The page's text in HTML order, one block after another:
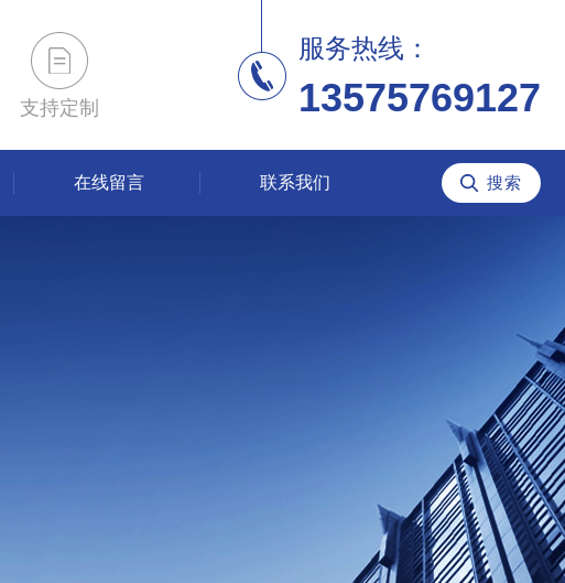
支持定制
服务热线：
13575769127
在线留言 联系我们